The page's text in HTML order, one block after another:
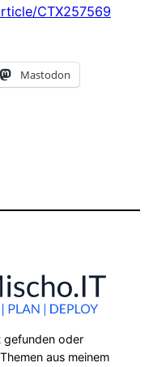
CTX257569
Mastodon
gefunden oder
aus meinem